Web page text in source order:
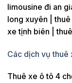
limousine đi an
long xuyên |
xe tịnh biên |
Các dịch vụ
Thuê xe ô tô 4